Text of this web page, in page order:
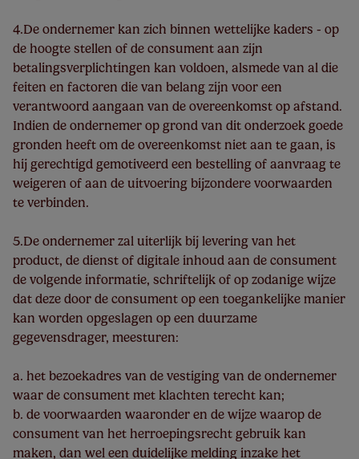
4.De ondernemer kan zich binnen wettelijke kaders - op
de hoogte stellen of de consument aan zijn
betalingsverplichtingen kan voldoen, alsmede van al die
feiten en factoren die van belang zijn voor een
verantwoord aangaan van de overeenkomst op afstand.
Indien de ondernemer op grond van dit onderzoek goede
gronden heeft om de overeenkomst niet aan te gaan, is
hij gerechtigd gemotiveerd een bestelling of aanvraag te
weigeren of aan de uitvoering bijzondere voorwaarden
te verbinden.
5.De ondernemer zal uiterlijk bij levering van het
product, de dienst of digitale inhoud aan de consument
de volgende informatie, schriftelijk of op zodanige wijze
dat deze door de consument op een toegankelijke manier
kan worden opgeslagen op een duurzame
gegevensdrager, meesturen:
a. het bezoekadres van de vestiging van de ondernemer
waar de consument met klachten terecht kan;
b. de voorwaarden waaronder en de wijze waarop de
consument van het herroepingsrecht gebruik kan
maken, dan wel een duidelijke melding inzake het